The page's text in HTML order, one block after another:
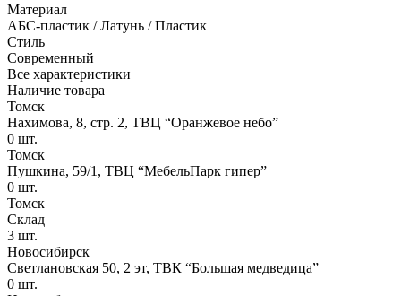
Материал
АБС-пластик / Латунь / Пластик
Стиль
Современный
Все характеристики
Наличие товара
Томск
Нахимова, 8, стр. 2​, ТВЦ “Оранжевое небо​”
0 шт.
Томск
Пушкина, 59/1, ТВЦ “МебельПарк гипер”
0 шт.
Томск
Склад
3 шт.
Новосибирск
Светлановская 50, 2 эт, ТВК “Большая медведица”
0 шт.